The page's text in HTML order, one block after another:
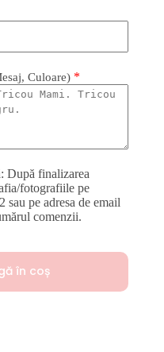
Culoare) *
După finalizarea
fotografiile pe
pe adresa de email
comenzii.
în coș